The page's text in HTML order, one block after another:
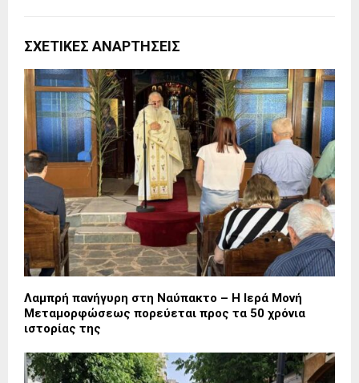
ΣΧΕΤΙΚΈΣ ΑΝΑΡΤΉΣΕΙΣ
Λαμπρή πανήγυρη στη Ναύπακτο – Η Ιερά Μονή
Μεταμορφώσεως πορεύεται προς τα 50 χρόνια
ιστορίας της